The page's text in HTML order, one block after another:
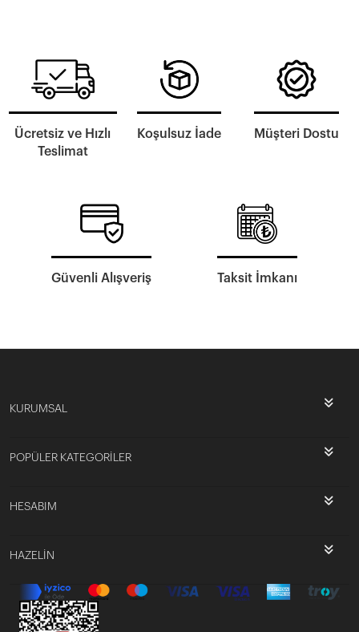
Ücretsiz ve Hızlı
Teslimat
Koşulsuz İade Müşteri Dostu
Güvenli Alışveriş Taksit İmkanı
KURUMSAL
POPÜLER KATEGORİLER
HESABIM
HAZELİN